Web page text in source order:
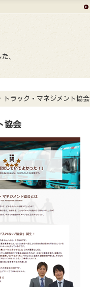
、
トラック・マネジメント協会
協会